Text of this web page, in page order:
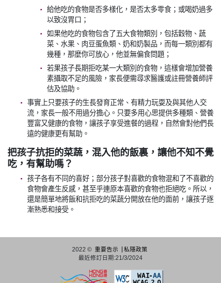
給他吃的食物是否多樣化，是否太多零食；或喝奶過多
以致沒胃口；
如果他吃的食物包含了五大食物類別，包括穀物、蔬
菜、水果、肉豆蛋魚類、奶和奶製品，而每一類別都有
幾種，那麼你可放心，他並無偏食問題；
若果孩子長期拒吃某一大類別的食物，這樣會增加營養
素攝取不足的風險，家長便需尋求醫護或註冊營養師評
估及協助。
事實上只要孩子的生長發育正常、有精力玩耍及與其他人交
流，家長一般不用過分擔心。只要多用心思提供多種類、營養
豐富又健康的食物，讓孩子享受進餐的過程，自然會對他們長
遠的健康更有幫助。
把孩子抗拒的菜蔬，混入他的飯裏，讓他不知不覺
吃，有幫助嗎？
孩子各有不同的喜好；部分孩子對喜歡的食物混和了不喜歡的
食物會產生反感，甚至乎連原本喜歡的食物也拒絕吃。所以，
還是簡單地將飯和抗拒吃的菜蔬分開放在他的面前，讓孩子逐
漸熟悉和接受。
2022 © 重要告示
私隱政策
最近修訂日期:21/3/2024